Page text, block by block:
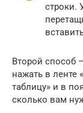
строки.
Второй способ
нажать в ленте
таблицу» и в
сколько вам